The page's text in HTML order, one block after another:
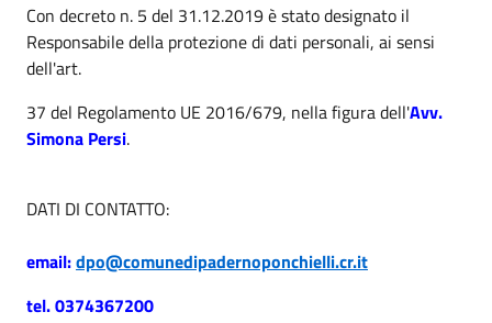
Con decreto n. 5 del 31.12.2019 è stato designato il
Responsabile della protezione di dati personali, ai sensi
dell'art.
37 del Regolamento UE 2016/679, nella figura dell'Avv.
Simona Persi.
DATI DI CONTATTO:
email:dpo@comunedipadernoponchielli.cr.it
tel. 0374367200